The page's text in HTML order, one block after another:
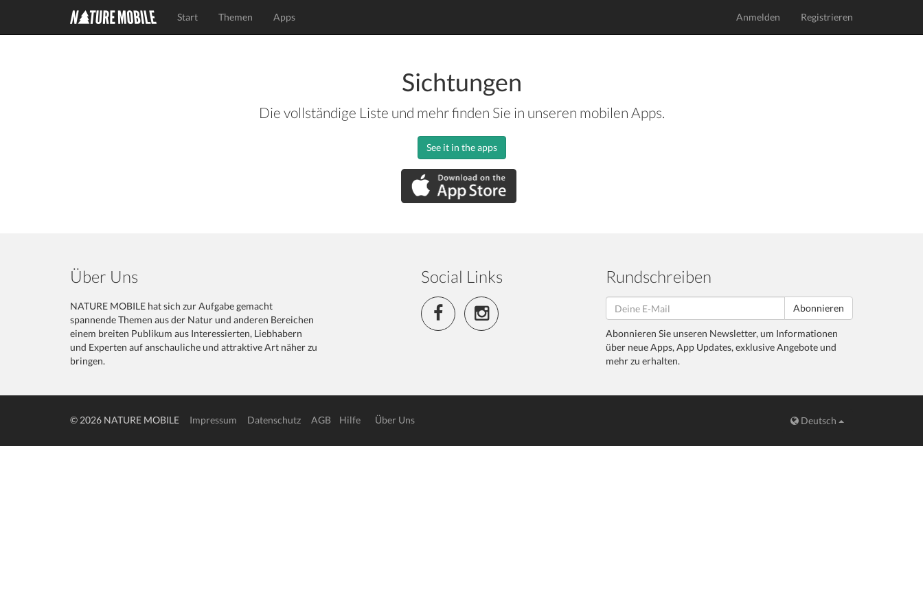
Start Themen Apps Anmelden Registrieren
Sichtungen
Die vollständige Liste und mehr finden Sie in unseren mobilen Apps.
See it in the apps
Über Uns
NATURE MOBILE hat sich zur Aufgabe gemacht
spannende Themen aus der Natur und anderen Bereichen
einem breiten Publikum aus Interessierten, Liebhabern
und Experten auf anschauliche und attraktive Art näher zu
bringen.
Social Links Rundschreiben
Abonnieren
Abonnieren Sie unseren Newsletter, um Informationen
über neue Apps, App Updates, exklusive Angebote und
mehr zu erhalten.
© 2026 NATURE MOBILE Impressum Datenschutz AGB Hilfe Über Uns Deutsch